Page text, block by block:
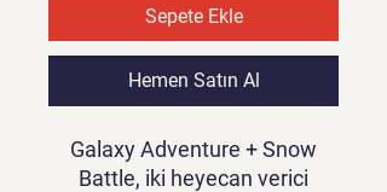
Sepete Ekle
Hemen Satın Al
Galaxy Adventure + Snow
Battle, iki heyecan verici